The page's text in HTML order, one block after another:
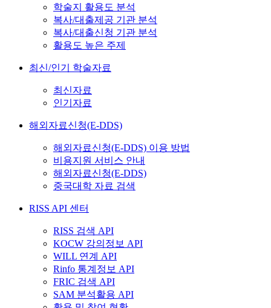
학술지 활용도 분석
복사/대출제공 기관 분석
복사/대출신청 기관 분석
활용도 높은 주제
최신/인기 학술자료
최신자료
인기자료
해외자료신청(E-DDS)
해외자료신청(E-DDS) 이용 방법
비용지원 서비스 안내
해외자료신청(E-DDS)
중국대학 자료 검색
RISS API 센터
RISS 검색 API
KOCW 강의정보 API
WILL 연계 API
Rinfo 통계정보 API
FRIC 검색 API
SAM 분석활용 API